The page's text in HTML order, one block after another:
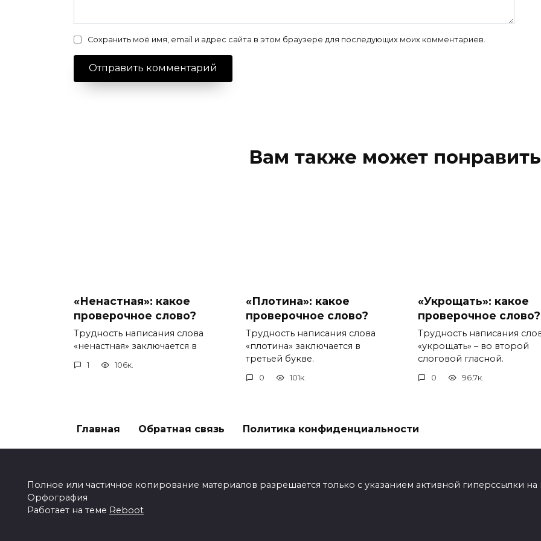
Сохранить моё имя, email и адрес сайта в этом браузере для последующих моих комментариев.
Вам также может
«Ненастная»: какое
проверочное слово?
Трудность написания слова
«ненастная» заключается в
1 106к.
«Плотина»: какое
проверочное слово?
Трудность написания слова
«плотина» заключается в
третьей букве.
0 101к.
«Укрощать»: какое
проверочное слово?
Трудность написания
«укрощать» – во второй
слоговой гласной.
0 96.7к.
Главная Обратная связь Политика конфиденциальности
Полное или частичное копирование материалов разрешается только с указанием активной гиперссылки
Орфография
Работает на теме Reboot